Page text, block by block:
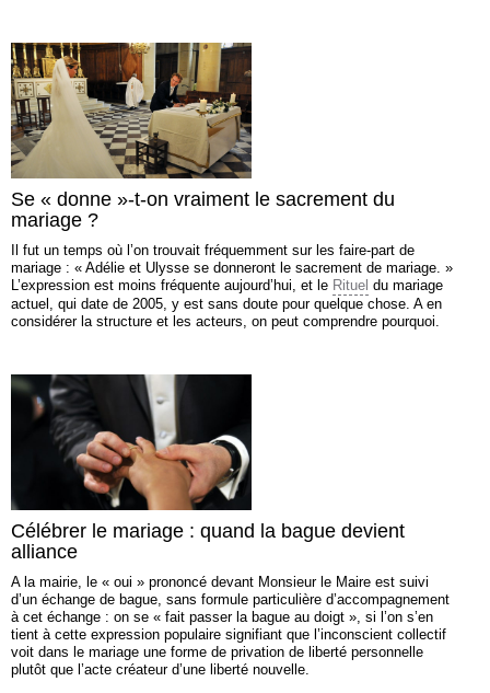
Se « donne »-t-on vraiment le sacrement du
mariage ?
Il fut un temps où l’on trouvait fréquemment sur les faire-part de
mariage : « Adélie et Ulysse se donneront le sacrement de mariage. »
L’expression est moins fréquente aujourd’hui, et le Rituel du mariage
actuel, qui date de 2005, y est sans doute pour quelque chose. A en
considérer la structure et les acteurs, on peut comprendre pourquoi.
Célébrer le mariage : quand la bague devient
alliance
A la mairie, le « oui » prononcé devant Monsieur le Maire est suivi
d’un échange de bague, sans formule particulière d’accompagnement
à cet échange : on se « fait passer la bague au doigt », si l’on s’en
tient à cette expression populaire signifiant que l’inconscient collectif
voit dans le mariage une forme de privation de liberté personnelle
plutôt que l’acte créateur d’une liberté nouvelle.